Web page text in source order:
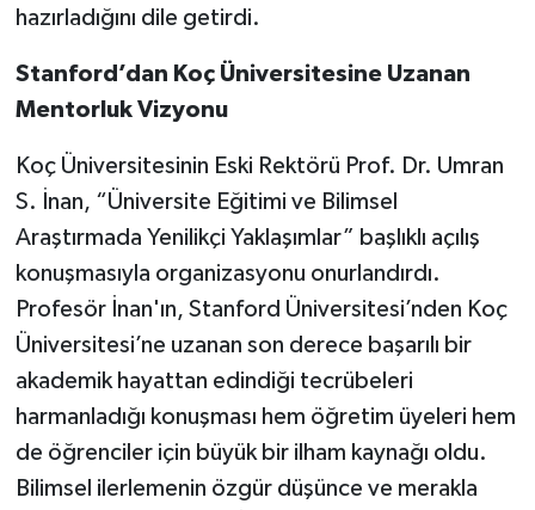
hazırladığını dile getirdi.
Stanford’dan Koç Üniversitesine Uzanan
Mentorluk Vizyonu
Koç Üniversitesinin Eski Rektörü Prof. Dr. Umran
S. İnan, “Üniversite Eğitimi ve Bilimsel
Araştırmada Yenilikçi Yaklaşımlar” başlıklı açılış
konuşmasıyla organizasyonu onurlandırdı.
Profesör İnan'ın, Stanford Üniversitesi’nden Koç
Üniversitesi’ne uzanan son derece başarılı bir
akademik hayattan edindiği tecrübeleri
harmanladığı konuşması hem öğretim üyeleri hem
de öğrenciler için büyük bir ilham kaynağı oldu.
Bilimsel ilerlemenin özgür düşünce ve merakla